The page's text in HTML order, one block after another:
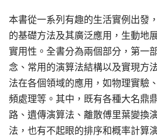
本書從一系列有趣的生活實例出發
的基礎方法及其廣泛應用，生動地
實用性。全書分為兩個部分，第一
念、常用的演算法結構以及實現方
法在各個領域的應用，如物理實驗
頻處理等。其中，既有各種大名鼎
路、遺傳演算法、離散傅里葉變換
法，也有不起眼的排序和概率計算